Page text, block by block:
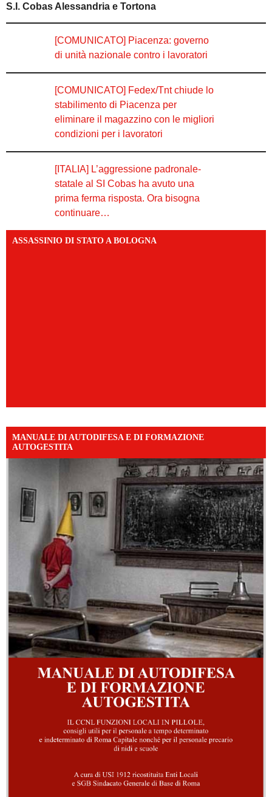
S.I. Cobas Alessandria e Tortona
[COMUNICATO] Piacenza: governo
di unità nazionale contro i lavoratori
[COMUNICATO] Fedex/Tnt chiude lo
stabilimento di Piacenza per
eliminare il magazzino con le migliori
condizioni per i lavoratori
[ITALIA] L’aggressione padronale-
statale al SI Cobas ha avuto una
prima ferma risposta. Ora bisogna
continuare…
ASSASSINIO DI STATO A BOLOGNA
MANUALE DI AUTODIFESA E DI FORMAZIONE
AUTOGESTITA